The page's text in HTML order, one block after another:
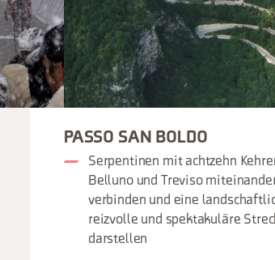
PASSO SAN BOLDO
Serpentinen mit achtzehn
Belluno und Treviso
verbinden und eine
reizvolle und spektakuläre
darstellen